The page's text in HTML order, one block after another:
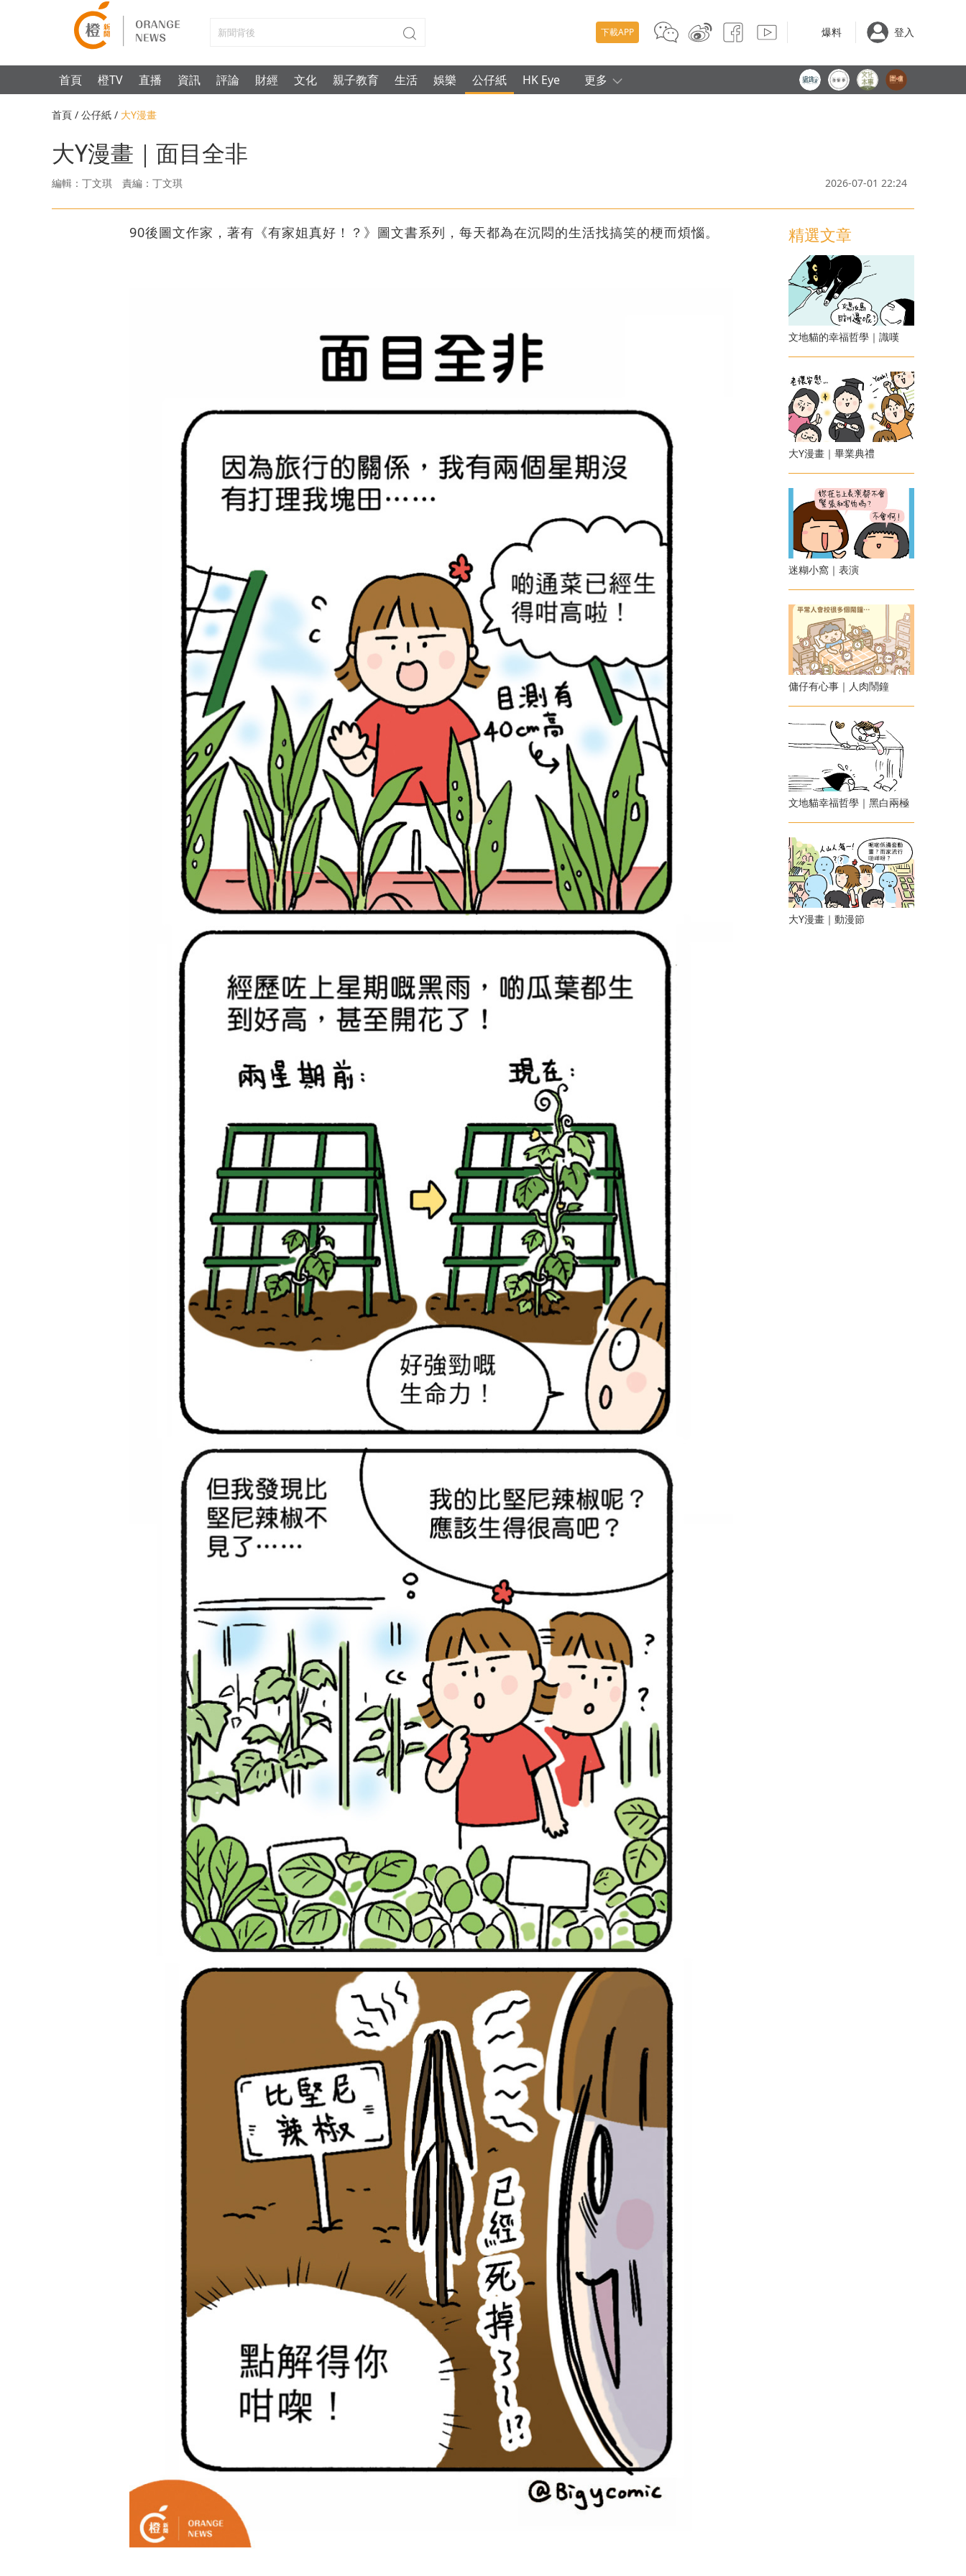
下載APP 爆料 登入
首頁 橙TV 直播 資訊 評論 財經 文化 親子教育 生活 娛樂 公仔紙 HK Eye 更多
首頁 / 公仔紙 / 大Y漫畫
大Y漫畫｜面目全非
編輯：丁文琪 責編：丁文琪 2026-07-01 22:24
90後圖文作家，著有《有家姐真好！？》圖文書系列，每天都為在沉悶的生活找搞笑的梗而煩惱。 精選文章
文地貓的幸福哲學｜識嘆
大Y漫畫｜畢業典禮
迷糊小窩｜表演
傭仔有心事｜人肉鬧鐘
文地貓幸福哲學｜黑白兩極
大Y漫畫｜動漫節